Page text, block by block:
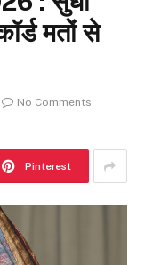
मतों से
No Comments
Pinterest